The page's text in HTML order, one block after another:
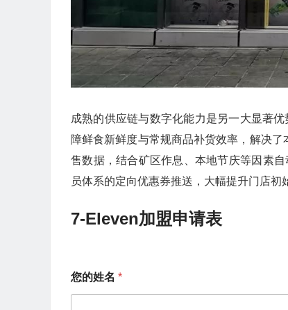
成熟的供应链与数字化能力是另一大显著
障鲜食新鲜度与常规商品补货效率，解决
售数据，结合矿区作息、本地节庆等因素
员体系的定向优惠券推送，大幅提升门店初
7-Eleven加盟申请表
您的姓名 *